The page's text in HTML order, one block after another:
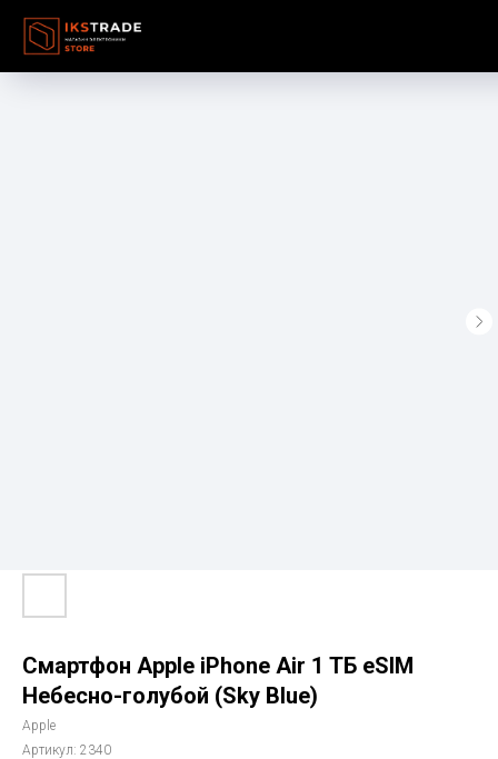
Смартфон Apple iPhone Air 1 ТБ eSIM
Небесно-голубой (Sky Blue)
Apple
Артикул: 2340